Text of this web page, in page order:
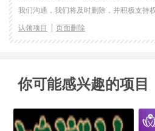
我们沟通，我们将及时删除，并积极支持
认领项目 页面删除
你可能感兴趣的项目